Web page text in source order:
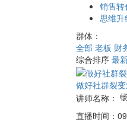
销售转
思维升
群体：
全部 老板 财
综合排序 最
做好社群裂
讲师名称：
直播时间：